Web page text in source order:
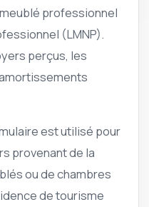
professionnel
(LMNP).
perçus, les
est utilisé pour
provenant de la
ou de chambres
de tourisme